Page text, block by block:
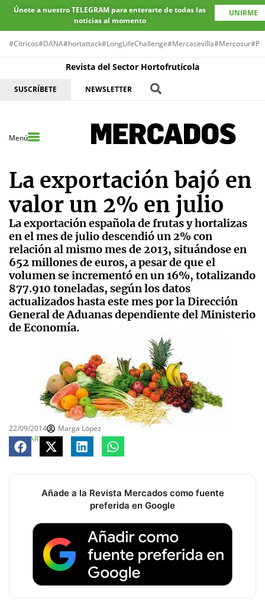
Únete a nuestro TELEGRAM para enterarte de todas las
noticias al momento
UNIRME
#Cítricos#DANA#hortattack#LongLifeChallenge#Mercasevilla#Mercosur
Revista del Sector Hortofrutícola
SUSCRÍBETE NEWSLETTER
Menú
La exportación bajó en
valor un 2% en julio
La exportación española de frutas y hortalizas
en el mes de julio descendió un 2% con
relación al mismo mes de 2013, situándose en
652 millones de euros, a pesar de que el
volumen se incrementó en un 16%, totalizando
877.910 toneladas, según los datos
actualizados hasta este mes por la Dirección
General de Aduanas dependiente del Ministerio
de Economía.
22/09/2014
Marga López
COMPARTE
Añade a la Revista Mercados como fuente
preferida en Google